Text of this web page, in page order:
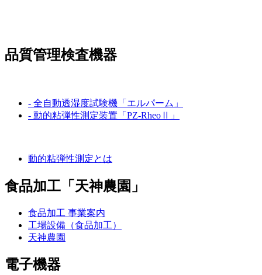
品質管理検査機器
- 全自動透湿度試験機「エルパーム」
- 動的粘弾性測定装置「PZ-RheoⅡ」
動的粘弾性測定とは
食品加工「天神農園」
食品加工 事業案内
工場設備（食品加工）
天神農園
電子機器